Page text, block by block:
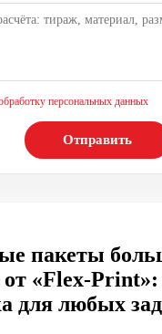
персональных данных
Отправить
пакеты
от «Flex-
для любых